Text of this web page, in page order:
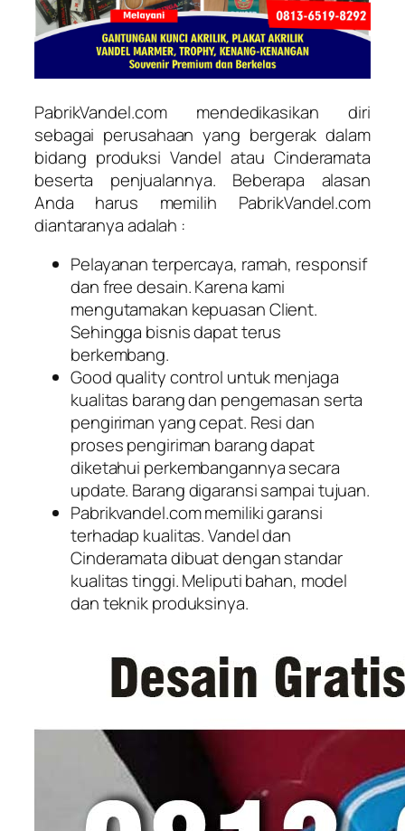
PabrikVandel.com mendedikasikan diri
sebagai perusahaan yang bergerak dalam
bidang produksi Vandel atau Cinderamata
beserta penjualannya. Beberapa alasan
Anda harus memilih PabrikVandel.com
diantaranya adalah :
Pelayanan terpercaya, ramah, responsif
dan free desain. Karena kami
mengutamakan kepuasan Client.
Sehingga bisnis dapat terus
berkembang.
Good quality control untuk menjaga
kualitas barang dan pengemasan serta
pengiriman yang cepat. Resi dan
proses pengiriman barang dapat
diketahui perkembangannya secara
update. Barang digaransi sampai tujuan.
Pabrikvandel.com memiliki garansi
terhadap kualitas. Vandel dan
Cinderamata dibuat dengan standar
kualitas tinggi. Meliputi bahan, model
dan teknik produksinya.